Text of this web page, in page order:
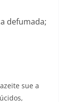
defumada;
sue a